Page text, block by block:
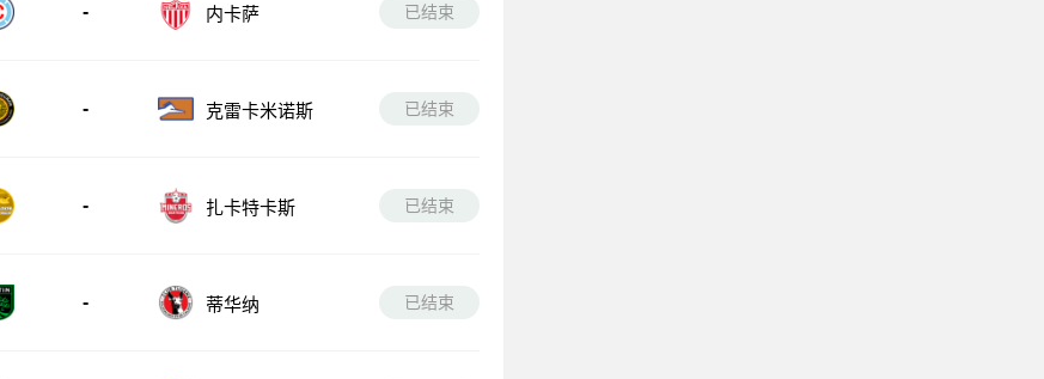
- 内卡萨 已结束
- 克雷卡米诺斯 已结束
- 扎卡特卡斯 已结束
- 蒂华纳 已结束